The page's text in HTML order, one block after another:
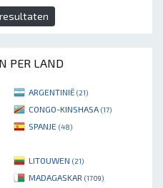
PER LAND
ARGENTINIË (21)
CONGO-KINSHASA (17)
SPANJE (48)
LITOUWEN (21)
MADAGASKAR (1709)